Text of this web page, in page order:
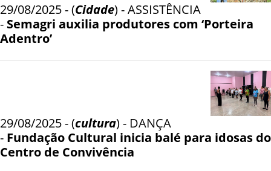
29/08/2025 - (Cidade) - ASSISTÊNCIA
- Semagri auxilia produtores com ‘Porteira
Adentro’
29/08/2025 - (cultura) - DANÇA
- Fundação Cultural inicia balé para idosas do
Centro de Convivência